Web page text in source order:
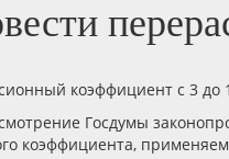
коэффициент с 3 до
Госдумы
коэффициента,